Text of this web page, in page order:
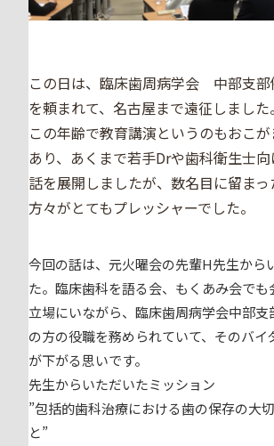
この日は、臨床歯周病学会 中部支部
を頼まれて、名古屋まで遠征しました。
この年齢で教育講演というのもおこ
あり、あくまで若手Drや歯科衛生士
話を展開しましたが、数名目に留ま
方々がとてもプレッシャーでした。
今回の話は、元火曜会の先輩H先生から
た。臨床歯科を語る会、もくあみ会でも
立場にいながら、臨床歯周病学会中部支
の方の役職を務められていて、そのバイ
が下がる思いです。
先生からいただいたミッション
”包括的歯科治療における歯の保存の大
と”